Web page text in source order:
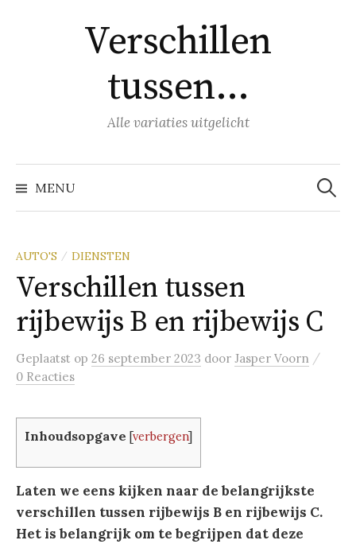
Verschillen
tussen…
Alle variaties uitgelicht
MENU
Zoeken
naar:
AUTO'S / DIENSTEN
Verschillen tussen
rijbewijs B en rijbewijs C
Geplaatst op 26 september 2023 door Jasper Voorn /
0 Reacties
Inhoudsopgave [verbergen]
Laten we eens kijken naar de belangrijkste
verschillen tussen rijbewijs B en rijbewijs C.
Het is belangrijk om te begrijpen dat deze